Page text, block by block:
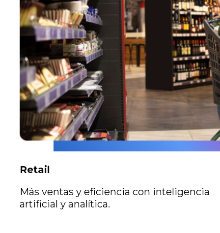
Retail
Más ventas y eficiencia con inteligencia
artificial y analítica.